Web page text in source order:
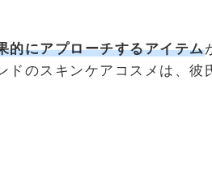
的にアプローチするアイテム
のスキンケアコスメは、彼